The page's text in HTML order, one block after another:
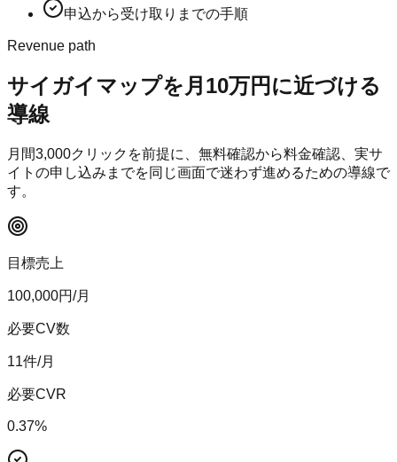
申込から受け取りまでの手順
Revenue path
サイガイマップを月10万円に近づける
導線
月間3,000クリックを前提に、無料確認から料金確認、実サ
イトの申し込みまでを同じ画面で迷わず進めるための導線で
す。
目標売上
100,000円/月
必要CV数
11件/月
必要CVR
0.37%